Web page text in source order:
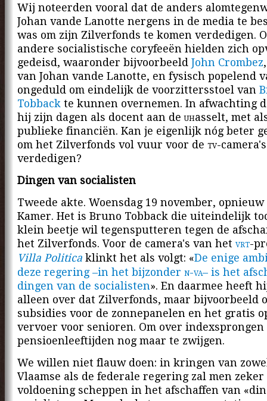
Wij noteerden vooral dat de anders
Johan vande Lanotte nergens in de media te
was om zijn Zilverfonds te komen verdedigen.
andere socialistische coryfeeën hielden zich
gedeisd, waaronder bijvoorbeeld John Crombez
van Johan vande Lanotte, en fysisch popelend
ongeduld om eindelijk de voorzittersstoel van
Tobback te kunnen overnemen. In afwachting
hij zijn dagen als docent aan deuhasselt, met
publieke financiën. Kan je eigenlijk nóg beter
om het Zilverfonds vol vuur voor de tv-
verdedigen?
Dingen van socialisten
Tweede akte. Woensdag 19 november,
Kamer. Het is Bruno Tobback die uiteindelijk
klein beetje wil tegensputteren tegen de
het Zilverfonds. Voor de camera's van het vrt-
Villa Politica klinkt het als volgt: «De enige
deze regering –in het bijzonder n-va– is het
dingen van de socialisten». En daarmee heeft
alleen over dat Zilverfonds, maar bijvoorbeeld
subsidies voor de zonnepanelen en het gratis
vervoer voor senioren. Om over indexsprongen
pensioenleeftijden nog maar te zwijgen.
We willen niet flauw doen: in kringen van
Vlaamse als de federale regering zal men zeker
voldoening scheppen in het afschaffen van